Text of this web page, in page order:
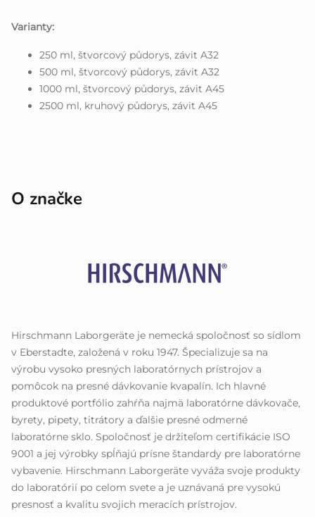
Varianty:
250 ml, štvorcový půdorys, závit A32
500 ml, štvorcový půdorys, závit A32
1000 ml, štvorcový půdorys, závit A45
2500 ml, kruhový půdorys, závit A45
O značke
Hirschmann Laborgeräte je nemecká spoločnosť so sídlom
v Eberstadte, založená v roku 1947. Špecializuje sa na
výrobu vysoko presných laboratórnych prístrojov a
pomôcok na presné dávkovanie kvapalín. Ich hlavné
produktové portfólio zahŕňa najmä laboratórne dávkovače,
byrety, pipety, titrátory a ďalšie presné odmerné
laboratórne sklo. Spoločnosť je držiteľom certifikácie ISO
9001 a jej výrobky spĺňajú prísne štandardy pre laboratórne
vybavenie. Hirschmann Laborgeräte vyváža svoje produkty
do laboratórií po celom svete a je uznávaná pre vysokú
presnosť a kvalitu svojich meracích prístrojov.